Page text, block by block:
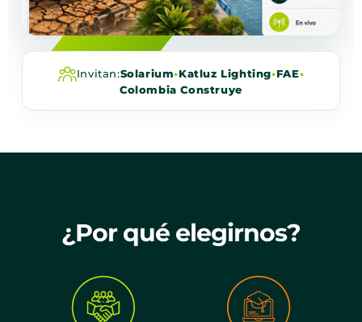
Invitan:Solarium•Katluz Lighting•FAE•
Colombia Construye
¿Por qué elegirnos?